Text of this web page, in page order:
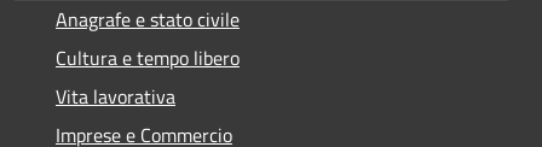
Anagrafe e stato civile
Cultura e tempo libero
Vita lavorativa
Imprese e Commercio